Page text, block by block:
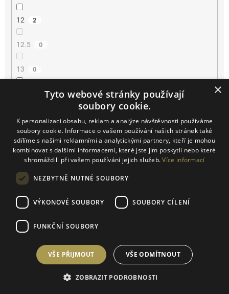
12 2
12.5 0
13 0
14 0
14.2 0
×
Tyto webové stránky používají
soubory cookie.
K personalizaci obsahu, reklam a analýze návštěvnosti používáme
soubory cookie. Informace o vašem používání našich stránek také
sdílíme s našimi reklamními a analytickými partnery, kteří je mohou
kombinovat s dalšími informacemi, které jste jim poskytli nebo které
shromáždili při vašem používání jejich služeb.Více informací
NEZBYTNĚ NUTNÉ SOUBORY
VÝKONOVÉ SOUBORY SOUBORY CÍLENÍ
FUNKČNÍ SOUBORY
VŠE PŘIJMOUT VŠE ODMÍTNOUT
ZOBRAZIT PODROBNOSTI